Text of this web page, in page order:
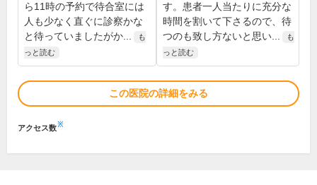
ら11時の予約で待合室には
人も少なく直ぐに診察かな
と待っていましたがか...
も
っと読む
す。患者一人当たりに充分な
時間を割いて下さるので、待
つのも致し方ないと思い...
も
っと読む
この医院の詳細をみる
アクセス数※